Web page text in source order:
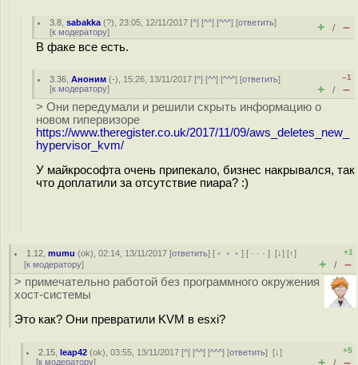
3.8 ,sabakka (?), 23:05, 12/11/2017 [^] [^^] [^^^] [ответить]
[к модератору] + / –
В факе все есть.
3.36 ,Аноним (-), 15:26, 13/11/2017 [^] [^^] [^^^] [ответить]
[к модератору]
–1
+ / –
> Они передумали и решили скрыть информацию о
новом гипервизоре
https://www.theregister.co.uk/2017/11/09/aws_deletes_new_
hypervisor_kvm/
У майкрософта очень припекало, бизнес накрывался, так
что доплатили за отсутствие пиара? :)
1.12 ,mumu (ok), 02:14, 13/11/2017 [ответить] [ ﹢﹢﹢] [ · · ·][↓] [↑]
[к модератору]
+1
+ / –
> примечательно работой без программного окружения
хост-системы
Это как? Они превратили KVM в esxi?
2.15 ,leap42 (ok), 03:55, 13/11/2017 [^] [^^] [^^^] [ответить][↓]
[к модератору]
+5
+ –